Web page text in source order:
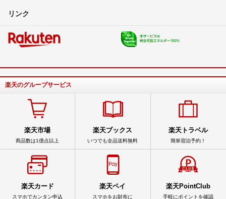
リンク
楽天のグループサービス
楽天市場
商品数は1億点以上
楽天ブックス
いつでも全品送料無料
楽天トラベル
簡単宿泊予約！
楽天カード
スマホでカンタン申込
楽天ペイ
スマホをお財布に
楽天PointClub
手軽にポイントを確認